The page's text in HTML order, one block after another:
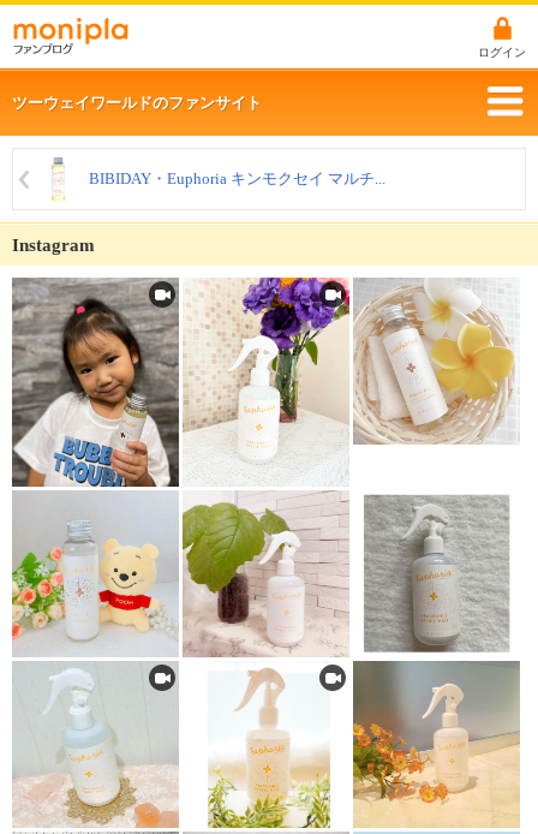
ログイン
ツーウェイワールドのファンサイト
BIBIDAY・Euphoria キンモクセイ マルチ...
Instagram